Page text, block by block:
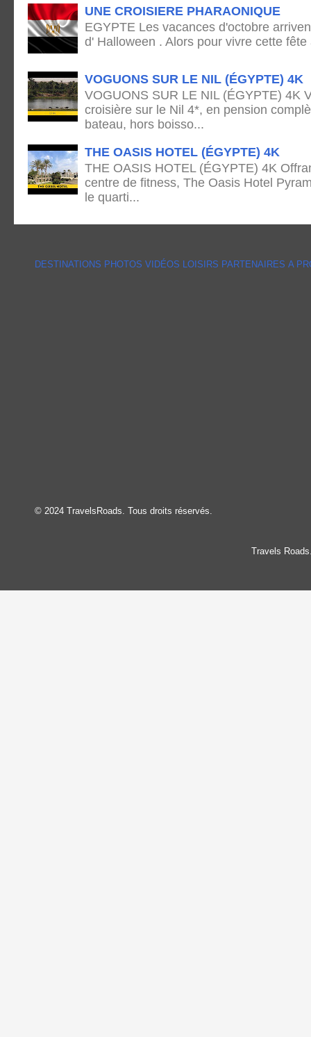
UNE CROISIERE PHARAONIQUE
EGYPTE Les vacances d'octobre
d' Halloween . Alors pour vivre cette
VOGUONS SUR LE NIL (ÉGYPTE) 4K
VOGUONS SUR LE NIL (ÉGYPTE) 4K
croisière sur le Nil 4*, en pension
bateau, hors boisso...
THE OASIS HOTEL (ÉGYPTE) 4K
THE OASIS HOTEL (ÉGYPTE) 4K
centre de fitness, The Oasis Hotel
le quarti...
DESTINATIONS PHOTOS VIDÉOS LOISIRS PARTENAIRES A
© 2024 TravelsRoads. Tous droits réservés.
Travels